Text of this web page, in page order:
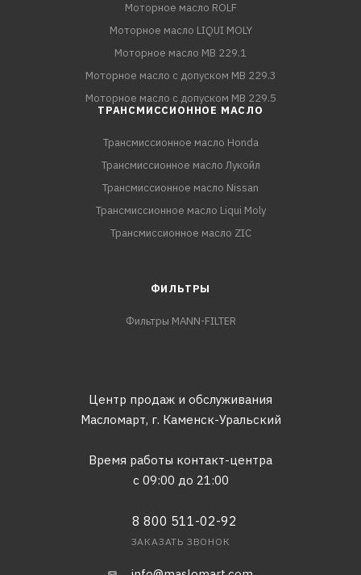
Моторное масло ROLF
Моторное масло LIQUI MOLY
Моторное масло MB 229.1
Моторное масло с допуском MB 229.3
Моторное масло с допуском MB 229.5
ТРАНСМИССИОННОЕ МАСЛО
Трансмиссионное масло Honda
Трансмиссионное масло Лукойл
Трансмиссионное масло Nissan
Трансмиссионное масло Liqui Moly
Трансмиссионное масло ZIC
ФИЛЬТРЫ
Фильтры MANN-FILTER
Центр продаж и обслуживания
Масломарт, г. Каменск-Уральский
Время работы контакт-центра
с 09:00 до 21:00
8 800 511-02-92
ЗАКАЗАТЬ ЗВОНОК